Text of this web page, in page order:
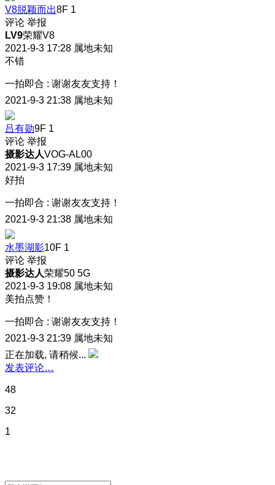
V8脱颖而出8F 1
评论 举报
LV9荣耀V8
2021-9-3 17:28 属地未知
不错
一拍即合 : 谢谢友友支持！
2021-9-3 21:38 属地未知
吕有勋9F 1
评论 举报
摄影达人VOG-AL00
2021-9-3 17:39 属地未知
好拍
一拍即合 : 谢谢友友支持！
2021-9-3 21:38 属地未知
水墨湖影10F 1
评论 举报
摄影达人荣耀50 5G
2021-9-3 19:08 属地未知
美拍点赞！
一拍即合 : 谢谢友友支持！
2021-9-3 21:39 属地未知
正在加载, 请稍候...
发表评论…
48
32
1